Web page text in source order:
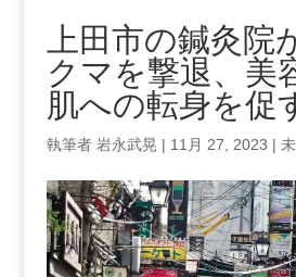
上田市の鍼灸院
クマを撃退、美
肌への転身を促
執筆者 岩永武晃 | 11月 27, 2023 |